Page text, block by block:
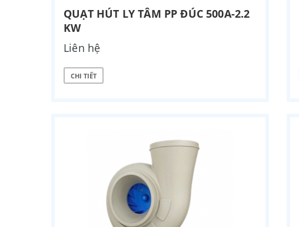
QUẠT HÚT LY TÂM PP ĐÚC 500A-2.2
KW
Liên hệ
CHI TIẾT